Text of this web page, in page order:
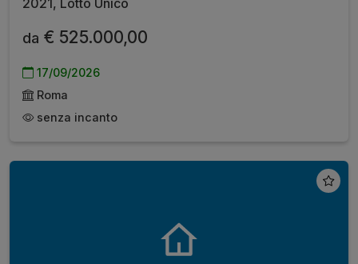
2021, Lotto Unico
da € 525.000,00
17/09/2026
Roma
senza incanto